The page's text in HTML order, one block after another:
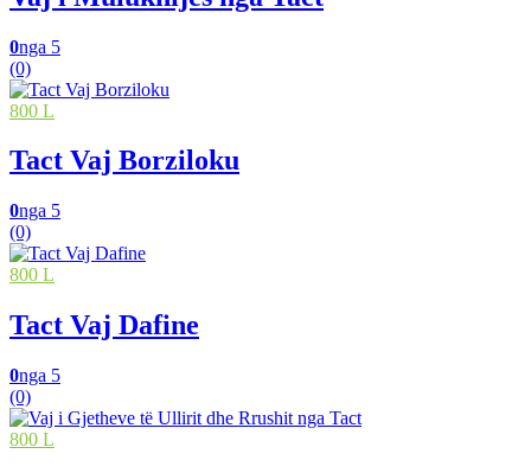
0nga 5
(0)
800 L
Tact Vaj Borziloku
0nga 5
(0)
800 L
Tact Vaj Dafine
0nga 5
(0)
800 L